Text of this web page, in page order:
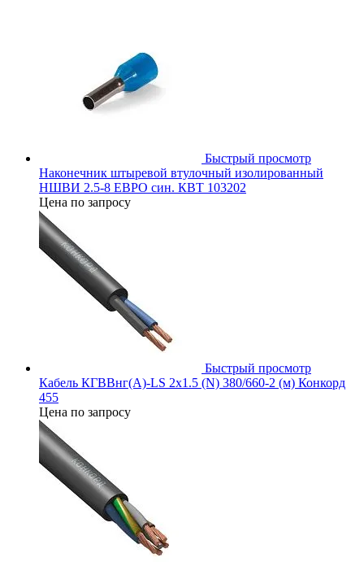
Быстрый просмотр
Наконечник штыревой втулочный изолированный
НШВИ 2.5-8 ЕВРО син. КВТ 103202
Цена по запросу
Быстрый просмотр
Кабель КГВВнг(А)-LS 2х1.5 (N) 380/660-2 (м) Конкорд
455
Цена по запросу